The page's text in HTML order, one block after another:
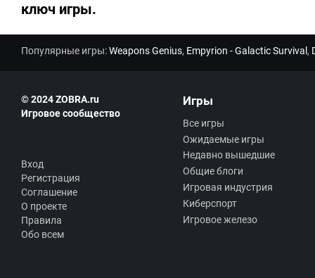
ключ игры.
Популярные игры:Weapons Genius, Empyrion - Galactic Survival ,
© 2024 ZOBRA.ru
Игровое сообщество
Вход
Регистрация
Соглашение
О проекте
Правила
Обо всем
Игры
Все игры
Ожидаемые игры
Недавно вышедшие
Общие блоги
Игровая индустрия
Киберспорт
Игровое железо